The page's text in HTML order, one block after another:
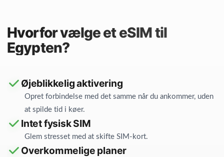
Hvorfor vælge et eSIM til
Egypten?
Øjeblikkelig aktivering
Opret forbindelse med det samme når du ankommer, uden
at spilde tid i køer.
Intet fysisk SIM
Glem stresset med at skifte SIM-kort.
Overkommelige planer